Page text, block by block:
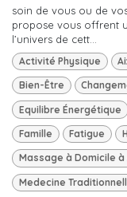
soin de vous ou de
propose vous offrent
l’univers de cett...
Activité Physique
Bien-Être
Equilibre Énergétique
Famille Fatigue
Massage à Domicile
Medecine